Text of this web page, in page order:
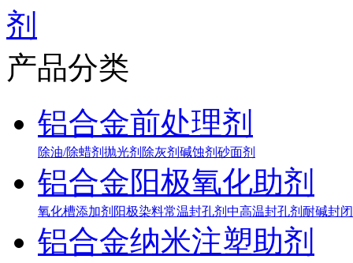
剂
产品分类
铝合金前处理剂
除油/除蜡剂 抛光剂 除灰剂 碱蚀剂 砂面剂
铝合金阳极氧化助剂
氧化槽添加剂 阳极染料常温封孔剂 中高温封孔剂 耐碱封
铝合金纳米注塑助剂